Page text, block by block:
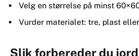
Velg en størrelse på minst
Vurder materialet: tre, plast
Slik forbereder du